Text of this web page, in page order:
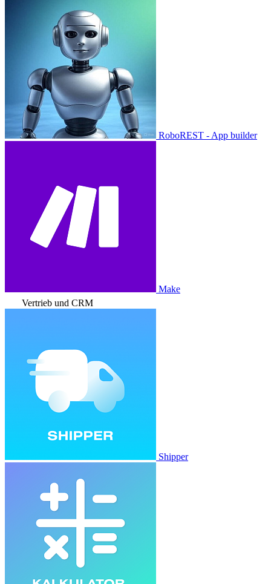
RoboREST - App builder
Make
Vertrieb und CRM
Shipper